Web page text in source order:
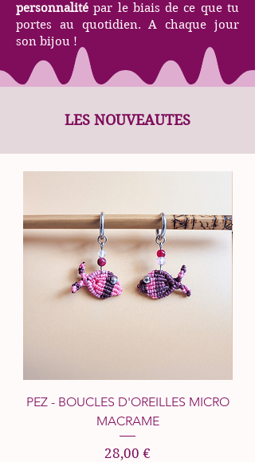
personnalité par le biais de ce que tu
portes au quotidien. A chaque jour
son bijou !
PEZ - BOUCLES D'OREILLES MICRO
MACRAME
Prix
28,00 €
LES NOUVEAUTES